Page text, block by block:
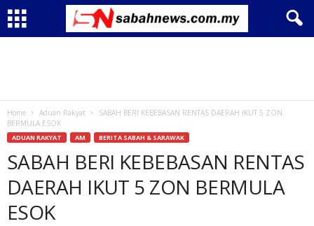
Home Aduan Rakyat
SABAH BERI KEBEBASAN RENTAS DAERAH IKUT 5 ZON
BERMULA ESOK
ADUAN RAKYAT AM BERITA SABAH & SARAWAK
SABAH BERI KEBEBASAN RENTAS
DAERAH IKUT 5 ZON BERMULA
ESOK